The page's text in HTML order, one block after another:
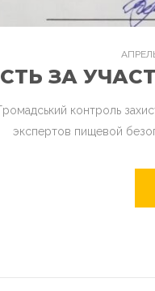
ЗА
контроль
экспертов пищевой